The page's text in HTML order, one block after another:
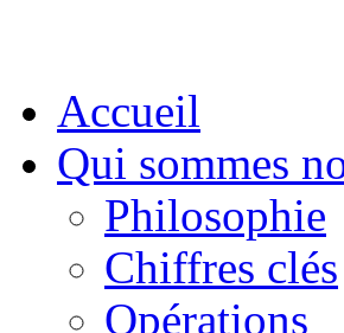
Accueil
Qui sommes
Philosophie
Chiffres clés
Opérations